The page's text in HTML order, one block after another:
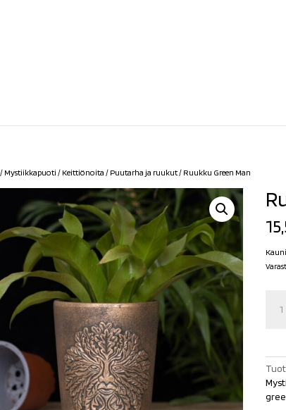
Mystiikkapuoti / Keittiönoita / Puutarha ja ruukut/ Ruukku Green Man
Green